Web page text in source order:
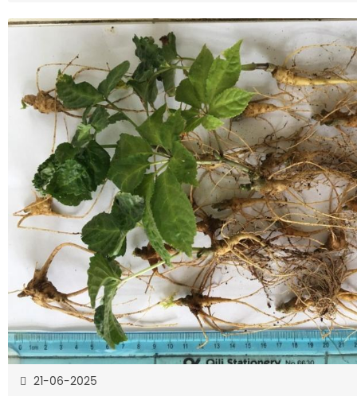
21-06-2025